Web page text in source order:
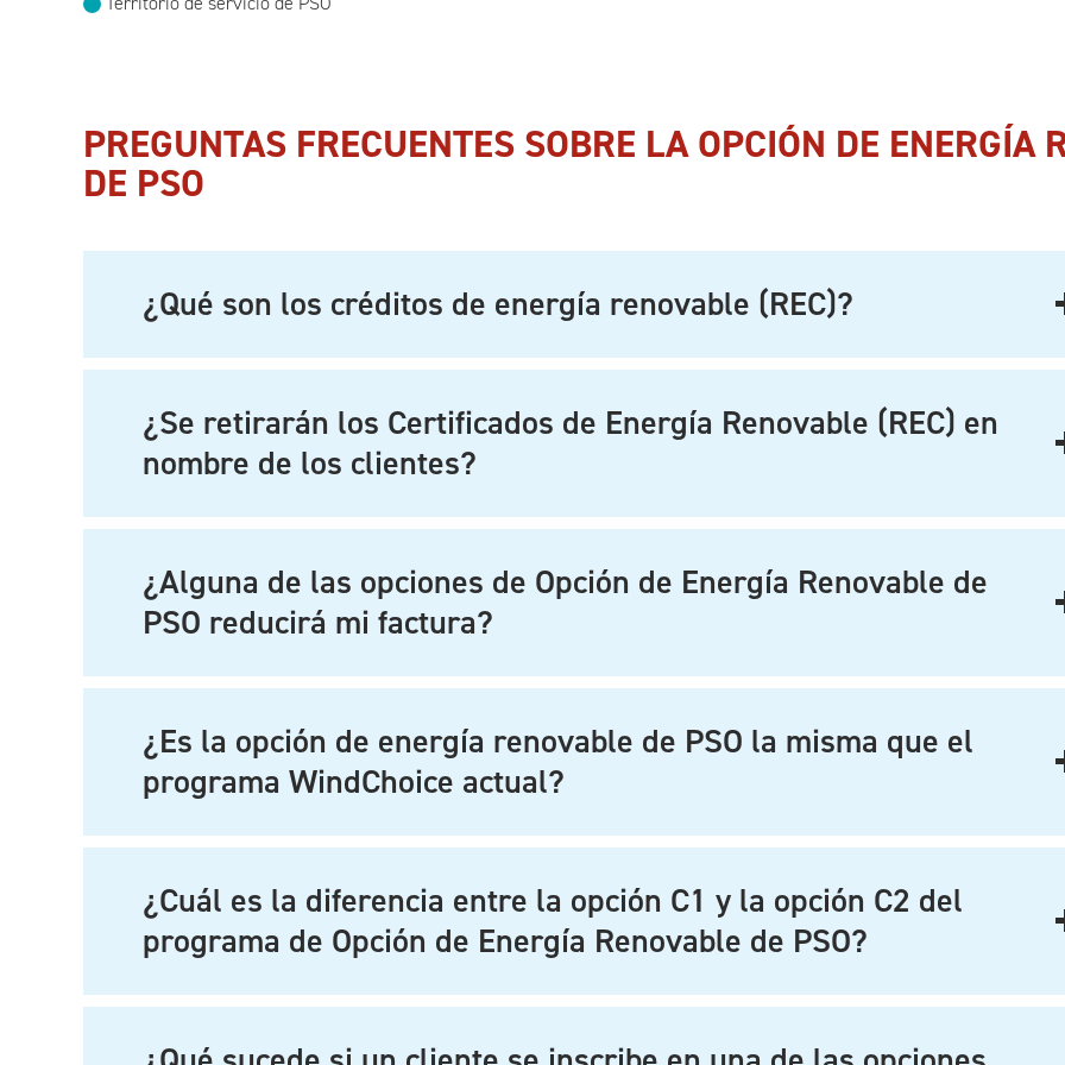
PREGUNTAS FRECUENTES SOBRE LA OPCIÓN DE ENERGÍA
DE PSO
¿Qué son los créditos de energía renovable (REC)?
¿Se retirarán los Certificados de Energía Renovable (REC) en
nombre de los clientes?
¿Alguna de las opciones de Opción de Energía Renovable de
PSO reducirá mi factura?
¿Es la opción de energía renovable de PSO la misma que el
programa WindChoice actual?
¿Cuál es la diferencia entre la opción C1 y la opción C2 del
programa de Opción de Energía Renovable de PSO?